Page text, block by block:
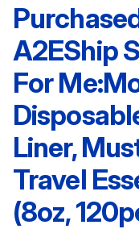
A2EShip
For
Liner,
Travel
(8oz,